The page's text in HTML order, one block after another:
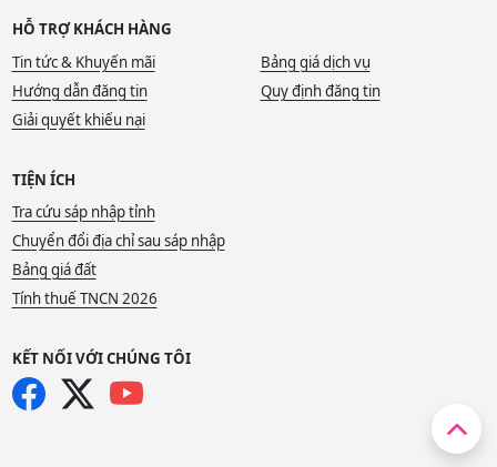
HỖ TRỢ KHÁCH HÀNG
Tin tức & Khuyến mãi
Bảng giá dịch vụ
Hướng dẫn đăng tin
Quy định đăng tin
Giải quyết khiếu nại
TIỆN ÍCH
Tra cứu sáp nhập tỉnh
Chuyển đổi địa chỉ sau sáp nhập
Bảng giá đất
Tính thuế TNCN 2026
KẾT NỐI VỚI CHÚNG TÔI